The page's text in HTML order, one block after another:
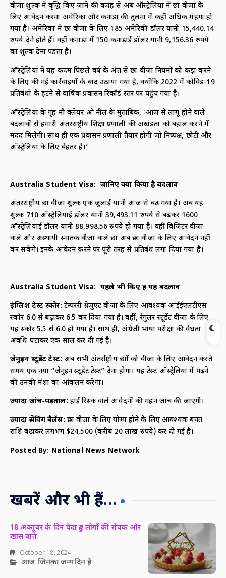
वीजा शुल्क में वृद्धि किए जाने की वजह से अब ऑस्ट्रेलिया में छात्र वीजा के
लिए आवेदन करना अमेरिका और कनाडा की तुलना में कहीं अधिक मंहगा हो
गया है। अमेरिका में छात्र वीजा के लिए 185 अमेरिकी डॉलर यानी 15,440.14
रुपये देने होते हैं। वहीं कनाडा में 150 कनाडाई डॉलर यानी 9,156.36 रुपये
का शुल्क देना पड़ता है।
ऑस्ट्रेलिया ने यह कदम पिछले वर्ष के अंत से छात्र वीजा नियमों को कड़ा करने
के लिए की गई कार्रवाइयों के बाद उठाया गया है, क्योंकि 2022 में कोविड-19
प्रतिबंधों के हटने से वार्षिक प्रवासन रिकॉर्ड स्तर पर पहुंच गया है।
ऑस्ट्रेलिया के गृह मंत्री क्लेयर ओ नील के मुताबिक, ‘आज से लागू होने वाले
बदलावों से हमारी अंतरराष्ट्रीय शिक्षा प्रणाली की अखंडता को बहाल करने में
मदद मिलेगी। साथ ही एक प्रवासन प्रणाली तैयार होगी जो निष्पक्ष, छोटी और
ऑस्ट्रेलिया के लिए बेहतर है।’
Australia Student Visa: जानिए क्या किया है बदलाव
अंतरराष्ट्रीय छात्र वीजा शुल्क एक जुलाई यानी आज से बढ़ गया है। अब यह
शुल्क 710 ऑस्ट्रेलियाई डॉलर यानी 39,493.11 रुपये से बढ़कर 1600
ऑस्ट्रेलियाई डॉलर यानी 88,998.56 रुपये हो गया है। वहीं विजिटर वीजा
वाले और अस्थायी स्नातक वीजा वाले छात्र अब छात्र वीजा के लिए आवेदन नहीं
कर सकेंगे। इनके आवेदन करने पर पूरी तरह से प्रतिबंध लगा दिया गया है।
Australia Student Visa: पहले भी किए हैं यह बदलाव
इंग्लिश टेस्ट स्कोर: टेम्पररी ग्रेजुएट वीजा के लिए आवश्यक आईईएलटीएस
स्कोर 6.0 से बढ़ाकर 6.5 कर दिया गया है। वहीं, रेगुलर स्टूडेंट वीजा के लिए
यह स्कोर 5.5 से 6.0 हो गया है। साथ ही, अंग्रेजी भाषा परीक्षा की वैधता
अवधि घटाकर एक साल कर दी गई है।
जेनुइन स्टूडेंट टेस्ट: अब सभी अंतर्राष्ट्रीय छात्रों को वीजा के लिए आवेदन करते
समय एक नया “जेनुइन स्टूडेंट टेस्ट” देना होगा। यह टेस्ट ऑस्ट्रेलिया में पढ़ने
की उनकी मंशा का आंकलन करेगा।
ज्यादा जांच-पड़ताल: हाई रिस्क वाले आवेदनों की गहन जांच की जाएगी।
ज्यादा सेविंग बैलेंस: छात्र वीजा के लिए योग्य होने के लिए आवश्यक बचत
राशि बढ़ाकर लगभग $24,500 (करीब 20 लाख रुपये) कर दी गई है।
Posted By: National News Network
खबरें और भी हैं...
18 अक्तूबर के दिन पैदा हुए लोगों की रोचक और
खास बातें
October 18, 2024
आज जिनका जन्मदिन है